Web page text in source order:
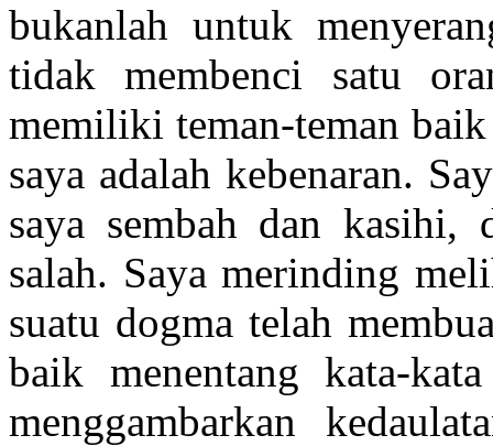
bukanlah untuk
tidak membenci satu
memiliki teman-teman
saya adalah kebenaran.
saya sembah dan kasihi,
salah. Saya merinding
suatu dogma telah
baik menentang kata-
menggambarkan